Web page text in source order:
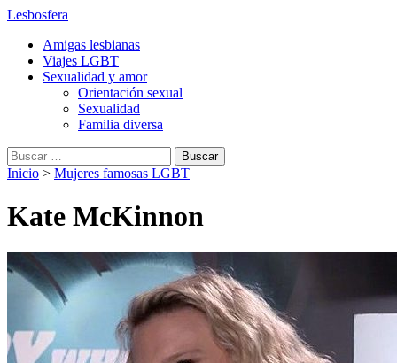
Lesbosfera
Amigas lesbianas
Viajes LGBT
Sexualidad y amor
Orientación sexual
Sexualidad
Familia diversa
Buscar:
Inicio > Mujeres famosas LGBT
Kate McKinnon